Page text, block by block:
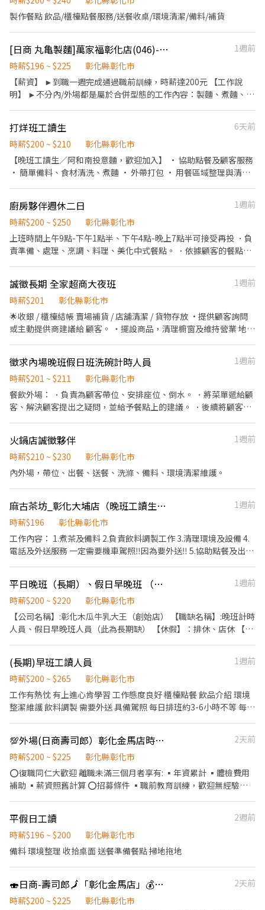
浪費彼此時間 聘請專業律師法律團隊顧問把關 街口飯糰重視制度、
希望穩定投入、願意長期累積經驗與收入的夥伴。 若只是短期過渡
或無法配合團隊運作，可能會比較不符合彼此的期待。
享特休假 7.福委會福利補助 ★★多項福利歡迎您加入我們★★ 總是
提供好吃日式餐飲的公司 台灣東利多(丸亀製麵)
製作餐點 飲品/櫃檯點餐服務/送餐收桌/環境清潔/備料/補貨
[日商 丸亀製麵]萬家福彰化店(046)-長期兼職夥伴/廚助/工讀生/彈性排班
1週前
時薪$196 ~ $225
彰化縣彰化市
【薪資】 ►到職一週完成通過職前訓練，時薪達200元 【工作說
明】 ►不分內/外場都是屬於合併型態的工作內容：製麵、煮麵、製
時請於主管確認排班時間） 【薪資福利】 1. 提供員工餐 2. 國定假日
雙倍薪 3. 提供優秀同仁績效獎金 4. 久任獎金 5. 生日禮卷 6. 滿年資
享特休假 7.福委會福利補助 ★★多項福利歡迎您加入我們★★ 總是
提供好吃日式餐飲的公司 台灣東利多(丸亀製麵)
打烊班工讀生
6天前
時薪$200 ~ $210
彰化縣彰化市
【晚班工讀生／阿和南投意麵，歡迎加入】 • 協助點餐及顧客服務
• 簡單備料、食材清洗、煮麵 • 外帶打包 • 用餐區域整理與清潔
廚房夥伴週休二日
1週前
時薪$200 ~ $250
彰化縣彰化市
上班時間上午9點-下午1點半、下午4點-晚上7點半可接受再投 ．負
責準備、處理、烹調、料理、美化中式餐點。 ．依據顧客的餐點進
誠徵長期 全家超商大夜班
1週前
時薪$201
彰化縣彰化市
🌟收銀 / 櫃檯結帳 賣場補貨 / 店舖清潔 / 貨物存放 ·提供顧客詢問
或主動提供商建議給 顧客。 ・擺設商品，清理櫥窗及維持營業 地點
品、開發票或收據。 ·在當天結束下班補貨作業
徵求內場晚班假日班洗碗計時人員
1週前
時薪$201 ~ $211
彰化縣彰化市
餐飲外場： ．負責為顧客帶位、安排座位、倒水。 ．將菜單遞給顧
客、解決顧客提出之疑問，並給予餐點上的建議。 ．後續將顧客點
負責結帳、收銀等工作。 餐飲內場： ．擔任廚師的助手，處理烹飪
前與烹飪中之準備工作與其他餐廳相關事務。 ．負責洗、剝、削、
切各種食材。 ．負責清理工作環境、設備和餐具。 ．準備不同餐點
火鍋店誠徵夥伴
1週前
時薪$210 ~ $230
彰化縣彰化市
內外場，帶位、出餐、送餐、洗滌、備料、環境清潔維護。
麻古茶坊_彰化大埔店（晚班工讀生）短期勿試
1週前
時薪$196
彰化縣彰化市
工作內容： 1.煮茶及備料 2.負責飲料調製工作 3.清理環境及設備 4.
電話及外送服務 一定需要機車駕照‼️因為要外送‼️ 5.協助點餐及出餐
對服務業有熱忱的你/妳來應徵 ❤️‍🔥麻古大家庭，同事可愛好相處 ❤️‍🔥
不定時聚餐凝聚向心力 意者請洽蔡小姐📞：0978813514
平日晚班（長期）、假日早晚班 （長期）
1週前
時薪$200 ~ $220
彰化縣彰化市
【公司名稱】:彰化木瓜牛乳大王（創始店） 【職缺名稱】:晚班計時
人員、假日早晚班人員（此為長期缺） 【休假】：排休、店休 【工
場環境清潔 🌸晚班收攤環境整理 【薪資】： 200起/時，勞健保、
6%勞退、獎金、國定雙倍 【店址】：彰化市中華路37號（孔子廟
正對面） 🐇意者可攜帶履歷至店內找店長洽談
(長期)早班工讀人員
1週前
時薪$200 ~ $265
彰化縣彰化市
工作有熱忱 有上進心肯學習 工作態度良好 櫃檯點餐 飲品介紹 環境
整潔維護 飲料調製 需要外送 具備駕照 每日排班約3-6小時不等 每月
💯外場(日商壽司郎）彰化金馬店時薪200元起-長期”外場”兼職人員✨
2天前
時薪$200 ~ $225
彰化縣彰化市
⭕復職同仁大歡迎 離職未滿三個月者享有: ▪年資累計 ▪體檢費用
補助 ▪薪資照舊計算 ⭕招募條件 ▪職前教育訓練，歡迎無經驗者
帶客入座→介紹、服務→商品提供→食材補充→確認結帳金額→收
銀結帳 等 ▪內場 商品進貨、準備、整理→料理製作→提供餐點→餐
具清洗→庫存盤點、出貨 等 ⭕獎金福利 ▪生日禮券 ▪不定期活動
參與感 ▪除學習到日本商業禮儀、衛生知識及專業的烹飪技巧，還
可接觸店鋪的經營管理，例如：成本控管及數據分析等專業知識 ▪
平假日工讀
2週前
時薪$196 ~ $200
彰化縣彰化市
備料 環境整理 收拾桌面 送餐準備餐點 掃地拖地
🍣日商-壽司郎🗾「彰化金馬店」💰時薪200up 長期兼職、二度就業🉑
2天前
時薪$200 ~ $225
彰化縣彰化市